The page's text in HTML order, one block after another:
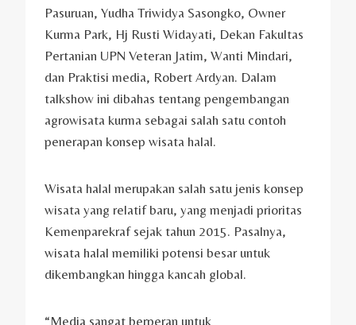
Pasuruan, Yudha Triwidya Sasongko, Owner
Kurma Park, Hj Rusti Widayati, Dekan Fakultas
Pertanian UPN Veteran Jatim, Wanti Mindari,
dan Praktisi media, Robert Ardyan. Dalam
talkshow ini dibahas tentang pengembangan
agrowisata kurma sebagai salah satu contoh
penerapan konsep wisata halal.
Wisata halal merupakan salah satu jenis konsep
wisata yang relatif baru, yang menjadi prioritas
Kemenparekraf sejak tahun 2015. Pasalnya,
wisata halal memiliki potensi besar untuk
dikembangkan hingga kancah global.
“Media sangat berperan untuk